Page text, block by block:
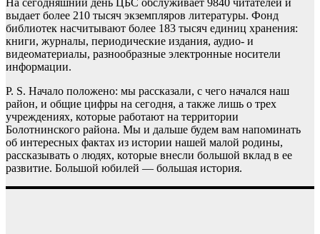
На сегодняшний день ЦБС обслуживает 9840 читателей и
выдает более 210 тысяч экземпляров литературы. Фонд
библиотек насчитывают более 183 тысяч единиц хранения:
книги, журналы, периодические издания, аудио- и
видеоматериалы, разнообразные электронные носители
информации.
P. S. Начало положено: мы рассказали, с чего начался наш
район, и общие цифры на сегодня, а также лишь о трех
учреждениях, которые работают на территории
Болотнинского района. Мы и дальше будем вам напоминать
об интересных фактах из истории нашей малой родины,
рассказывать о людях, которые внесли большой вклад в ее
развитие. Большой юбилей — большая история.